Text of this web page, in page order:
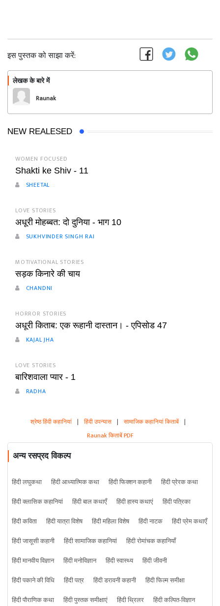
इस पुस्तक को साझा करें:
लेखक के बारे में
Raunak
NEW REALESED
WOMEN FOCUSED
Shakti ke Shiv - 11
SHEETAL
LOVE STORIES
अधूरी मोहब्बत: दो दुनिया - भाग 10
SUKHVINDER SINGH RAI
MOTIVATIONAL STORIES
सड़क किनारे की चाय
CHANDNI
HORROR STORIES
अधूरी किताब: एक रूहानी दास्तान। - एपिसोड 47
KAJAL JHA
LOVE STORIES
बारिशवाला प्यार - 1
RADHA
श्रेष्ठ हिंदी कहानियां | हिंदी उपन्यास | सामाजिक कहानियां किताबें |
Raunak किताबें PDF
अन्य रसप्रद विकल्प
हिंदी लघुकथा हिंदी आध्यात्मिक कथा हिंदी फिक्शन कहानी
हिंदी प्रेरक कथा
हिंदी क्लासिक कहानियां
हिंदी बाल कथाएँ हिंदी हास्य कथाएं
हिंदी पत्रिका
हिंदी कविता
हिंदी यात्रा विशेष हिंदी महिला विशेष हिंदी नाटक
हिंदी प्रेम कथाएँ
हिंदी जासूसी कहानी
हिंदी सामाजिक कहानियां
हिंदी रोमांचक कहानियाँ
हिंदी मानवीय विज्ञान
हिंदी मनोविज्ञान हिंदी स्वास्थ्य
हिंदी जीवनी
हिंदी पकाने की विधि
हिंदी पत्र हिंदी डरावनी कहानी
हिंदी फिल्म समीक्षा
हिंदी पौराणिक कथा
हिंदी पुस्तक समीक्षाएं हिंदी थ्रिलर
हिंदी कल्पित-विज्ञान